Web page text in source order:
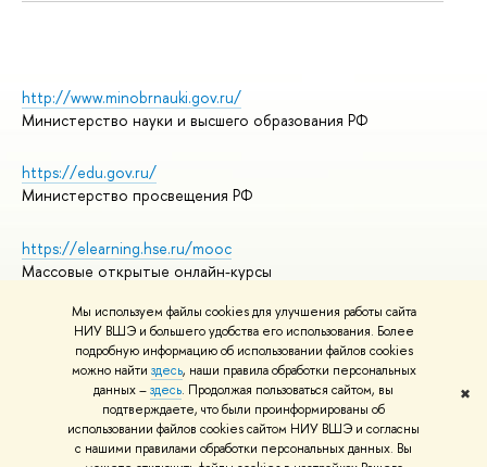
Мы используем файлы cookies для улучшения работы сайта
НИУ ВШЭ и большего удобства его использования. Более
подробную информацию об использовании файлов cookies
можно найти здесь, наши правила обработки персональных
данных –здесь. Продолжая пользоваться сайтом, вы
подтверждаете, что были проинформированы об
использовании файлов cookies сайтом НИУ ВШЭ и согласны
с нашими правилами обработки персональных данных. Вы
✖
http://www.minobrnauki.gov.ru/
Министерство науки и высшего образования РФ
https://edu.gov.ru/
Министерство просвещения РФ
https://elearning.hse.ru/mooc
Массовые открытые онлайн-курсы
© НИУ ВШЭ 1993–2026
Адреса и контакты
Условия использования материалов
Политика конфиденциальности
Правила применения рекомендательных технологий в НИУ ВШЭ